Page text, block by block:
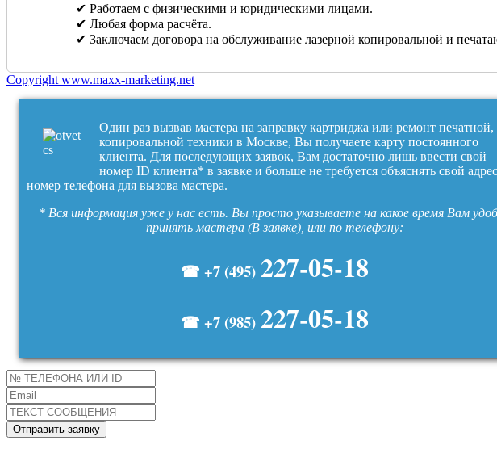
✔ Работаем с физическими и юридическими лицами.
✔ Любая форма расчёта.
✔ Заключаем договора на обслуживание лазерной копировальной и
Copyright www.maxx-marketing.net
Один раз вызвав мастера на заправку картриджа или ремонт печатной,
копировальной техники в Москве, Вы получаете карту постоянного
клиента. Для последующих заявок, Вам достаточно лишь ввести свой
номер ID клиента* в заявке и больше не требуется объяснять свой
номер телефона для вызова мастера.
* Вся информация уже у нас есть. Вы просто указываете на какое время Вам
принять мастера (В заявке), или по телефону:
☎ +7 (495) 227-05-18
☎ +7 (985) 227-05-18